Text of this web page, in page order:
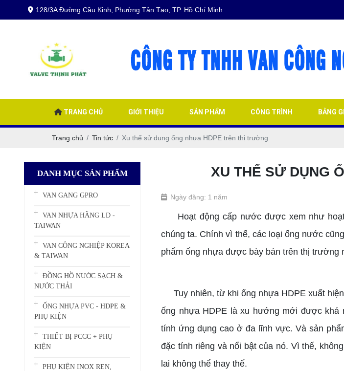
128/3A Đường Cầu Kinh, Phường Tân Tạo, TP. Hồ Chí Minh
TRANG CHỦ GIỚI THIỆU SẢN PHẨM CÔNG TRÌNH BẢNG
Trang chủ Tin tức Xu thế sử dụng ống nhựa HDPE trên thị trường
DANH MỤC SẢN PHẨM
VAN GANG GPRO
VAN NHỰA HÃNG LD -
TAIWAN
VAN CÔNG NGHIỆP KOREA
& TAIWAN
ĐỒNG HỒ NƯỚC SẠCH &
NƯỚC THẢI
ỐNG NHỰA PVC - HDPE &
PHỤ KIỆN
THIẾT BỊ PCCC + PHỤ
KIỆN
PHỤ KIỆN INOX REN,
XU THẾ SỬ DỤNG
Ngày đăng: 1 năm
Hoạt động cấp nước được xem như hoạt
chúng ta. Chính vì thế, các loại ống nước
phẩm ống nhựa được bày bán trên thị
Tuy nhiên, từ khi ống nhựa HDPE xuất
ống nhựa HDPE là xu hướng mới được khá
tính ứng dụng cao ở đa lĩnh vực. Và sản
đặc tính riêng và nổi bật của nó. Vì thế,
lai không thể thay thế.